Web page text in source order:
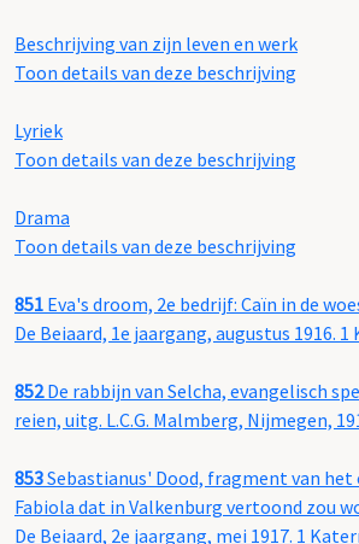
Beschrijving van zijn leven en werk
Toon details van deze beschrijving
Lyriek
Toon details van deze beschrijving
Drama
Toon details van deze beschrijving
851 Eva's droom, 2e bedrijf: Caïn in de
De Beiaard, 1e jaargang, augustus 1916. 1
852De rabbijn van Selcha, evangelisch
reien, uitg. L.C.G. Malmberg, Nijmegen,
853Sebastianus' Dood, fragment van
Fabiola dat in Valkenburg vertoond zou
De Beiaard, 2e jaargang, mei 1917. 1